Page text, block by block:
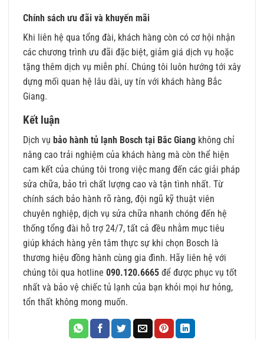
Chính sách ưu đãi và khuyến mãi
Khi liên hệ qua tổng đài, khách hàng còn có cơ hội nhận
các chương trình ưu đãi đặc biệt, giảm giá dịch vụ hoặc
tặng thêm dịch vụ miễn phí. Chúng tôi luôn hướng tới xây
dựng mối quan hệ lâu dài, uy tín với khách hàng Bắc
Giang.
Kết luận
Dịch vụ bảo hành tủ lạnh Bosch tại Bắc Giang không chỉ
nâng cao trải nghiệm của khách hàng mà còn thể hiện
cam kết của chúng tôi trong việc mang đến các giải pháp
sửa chữa, bảo trì chất lượng cao và tận tình nhất. Từ
chính sách bảo hành rõ ràng, đội ngũ kỹ thuật viên
chuyên nghiệp, dịch vụ sửa chữa nhanh chóng đến hệ
thống tổng đài hỗ trợ 24/7, tất cả đều nhằm mục tiêu
giúp khách hàng yên tâm thực sự khi chọn Bosch là
thương hiệu đồng hành cùng gia đình. Hãy liên hệ với
chúng tôi qua hotline 090.120.6665 để được phục vụ tốt
nhất và bảo vệ chiếc tủ lạnh của bạn khỏi mọi hư hỏng,
tổn thất không mong muốn.